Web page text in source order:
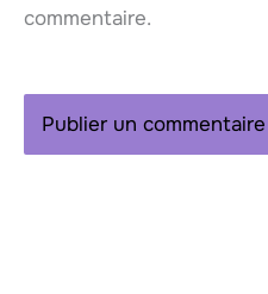
commentaire.